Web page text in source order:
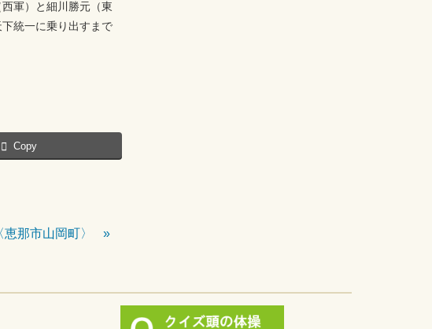
軍）と細川勝元（東
統一に乗り出すまで
Copy
那市山岡町〉